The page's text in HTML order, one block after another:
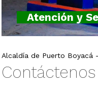
Atención y
Alcaldía de Puerto Boyacá
​Contáctenos